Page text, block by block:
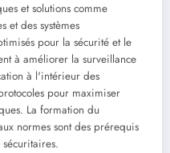
et solutions comme
et des systèmes
pour la sécurité et le
à améliorer la surveillance
à l'intérieur des
pour maximiser
La formation du
normes sont des prérequis